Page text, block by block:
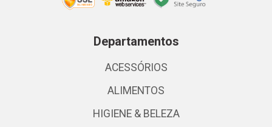
Departamentos
ACESSÓRIOS
ALIMENTOS
HIGIENE & BELEZA